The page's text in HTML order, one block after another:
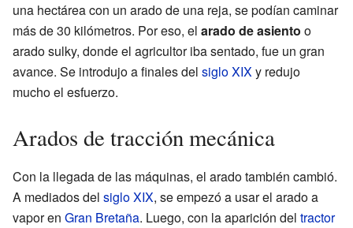
una hectárea con un arado de una reja, se podían caminar
más de 30 kilómetros. Por eso, el arado de asiento o
arado sulky, donde el agricultor iba sentado, fue un gran
avance. Se introdujo a finales del siglo XIXy redujo
mucho el esfuerzo.
Arados de tracción mecánica
Con la llegada de las máquinas, el arado también cambió.
A mediados del siglo XIX, se empezó a usar el arado a
vapor en Gran Bretaña. Luego, con la aparición del tractor